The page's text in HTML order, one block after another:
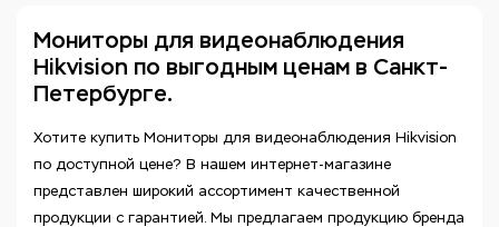
Мониторы для видеонаблюдения
Hikvision по выгодным ценам в Санкт-
Петербурге.
Хотите купить Мониторы для видеонаблюдения Hikvision
по доступной цене? В нашем интернет-магазине
представлен широкий ассортимент качественной
продукции с гарантией. Мы предлагаем продукцию бренда